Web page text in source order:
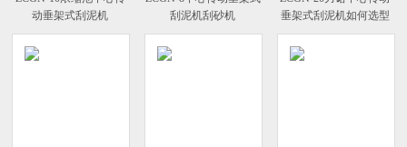
动垂架式刮泥机
刮泥机刮砂机
垂架式刮泥机如何选型